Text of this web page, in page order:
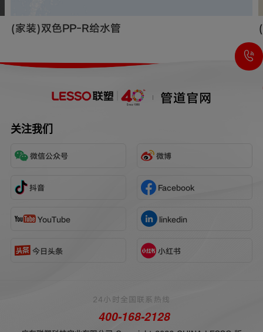
(家装)双色PP-R给水管
管道官网
关注我们
微信公众号 微博
抖音 Facebook
YouTube linkedin
今日头条 小红书
24小时全国联系热线
400-168-2128